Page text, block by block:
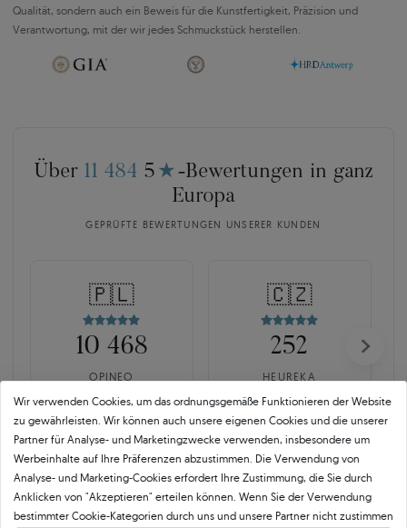
Qualität, sondern auch ein Beweis für die Kunstfertigkeit, Präzision und
Verantwortung, mit der wir jedes Schmuckstück herstellen.
Über 11 484 5 ★ -Bewertungen in ganz
Europa
GEPRÜFTE BEWERTUNGEN UNSERER KUNDEN
🇵🇱
10 468
OPINEO
Polen
🇨🇿
252
HEUREKA
Tschechien
Wir verwenden Cookies, um das ordnungsgemäße Funktionieren der Website
zu gewährleisten. Wir können auch unsere eigenen Cookies und die unserer
Partner für Analyse- und Marketingzwecke verwenden, insbesondere um
Werbeinhalte auf Ihre Präferenzen abzustimmen. Die Verwendung von
Analyse- und Marketing-Cookies erfordert Ihre Zustimmung, die Sie durch
Anklicken von "Akzeptieren" erteilen können. Wenn Sie der Verwendung
bestimmter Cookie-Kategorien durch uns und unsere Partner nicht zustimmen